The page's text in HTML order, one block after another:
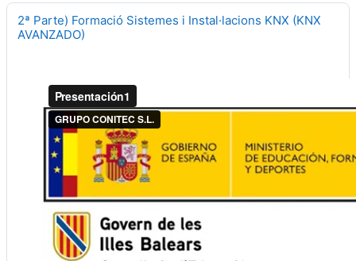
2ª Parte) Formació Sistemes i Instal·lacions KNX (KNX
AVANZADO)